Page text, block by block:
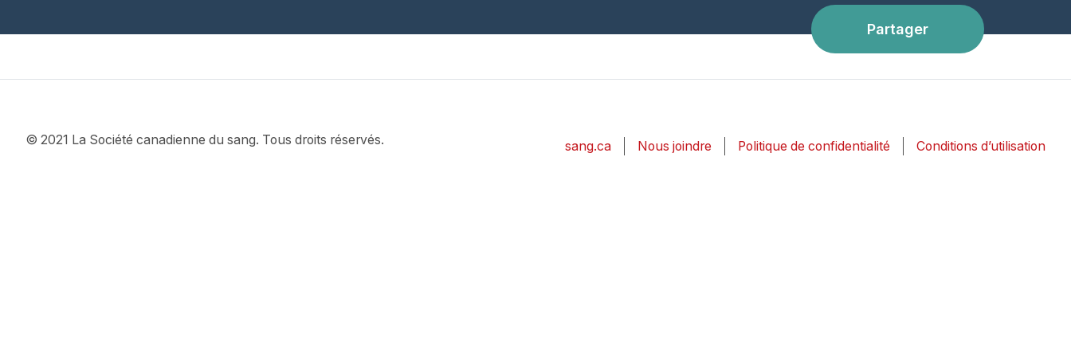
Partager
© 2021 La Société canadienne du sang. Tous droits réservés. sang.ca Nous joindre Politique de confidentialité Conditions d’utilisation